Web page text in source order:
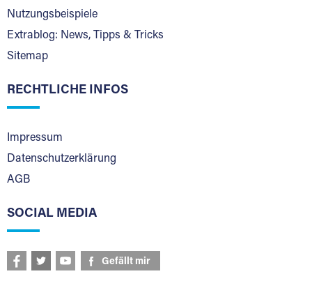
Nutzungsbeispiele
Extrablog: News, Tipps & Tricks
Sitemap
RECHTLICHE INFOS
Impressum
Datenschutzerklärung
AGB
SOCIAL MEDIA
Gefällt mir